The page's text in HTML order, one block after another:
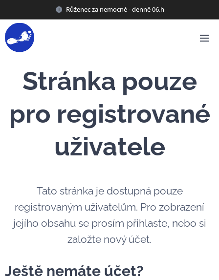
Růženec za nemocné - denně 06.h
Stránka pouze
pro registrované
uživatele
Tato stránka je dostupná pouze
registrovaným uživatelům. Pro zobrazení
jejího obsahu se prosím přihlaste, nebo si
založte nový účet.
Ještě nemáte účet?